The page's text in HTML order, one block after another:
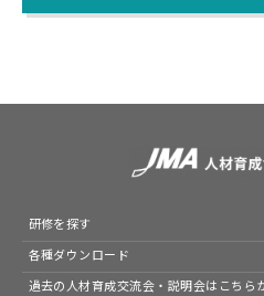
研修を探す
各種ダウンロード
過去の人材育成交流会・説明会はこちら